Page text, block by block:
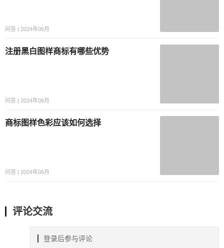
问答 | 2024年06月
注册黑白图样商标有哪些优势
问答 | 2024年06月
商标图样色彩应该如何选择
问答 | 2024年06月
评论交流
登录后参与评论